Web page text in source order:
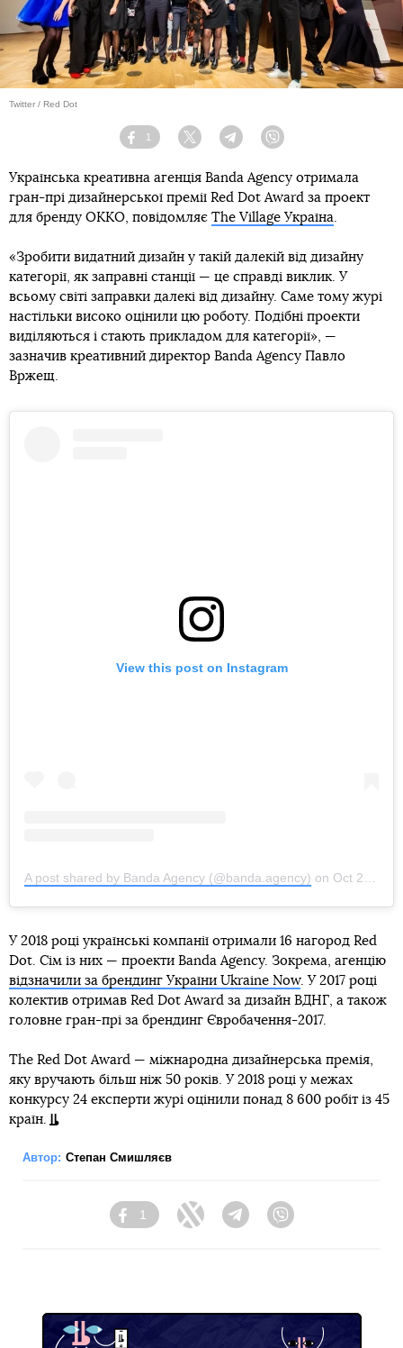
Twitter / Red Dot
Facebook
1
Twitter TelegramViber
Українська креативна агенція Banda Agency отримала
гран-прі дизайнерської премії Red Dot Award за проект
для бренду OKKO, повідомляє The Village Україна.
«Зробити видатний дизайн у такій далекій від дизайну
категорії, як заправні станції — це справді виклик. У
всьому світі заправки далекі від дизайну. Саме тому журі
настільки високо оцінили цю роботу. Подібні проекти
виділяються і стають прикладом для категорії», —
зазначив креативний директор Banda Agency Павло
Вржещ.
View this post on Instagram
A post shared by Banda Agency (@banda.agency) on Oct 26, 2018 at 11:46am PDT
У 2018 році українські компанії отримали 16 нагород Red
Dot. Сім із них — проекти Banda Agency. Зокрема, агенцію
відзначили за брендинг України Ukraine Now. У 2017 році
колектив отримав Red Dot Award за дизайн ВДНГ, а також
головне гран-прі за брендинг Євробачення-2017.
The Red Dot Award — міжнародна дизайнерська премія,
яку вручають більш ніж 50 років. У 2018 році у межах
конкурсу 24 експерти журі оцінили понад 8 600 робіт із 45
країн.
Автор: Степан Смишляєв
Facebook
1
Twitter TelegramViber